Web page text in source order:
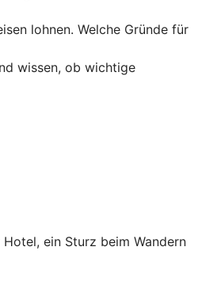
lohnen. Welche Gründe für
wissen, ob wichtige
ein Sturz beim Wandern